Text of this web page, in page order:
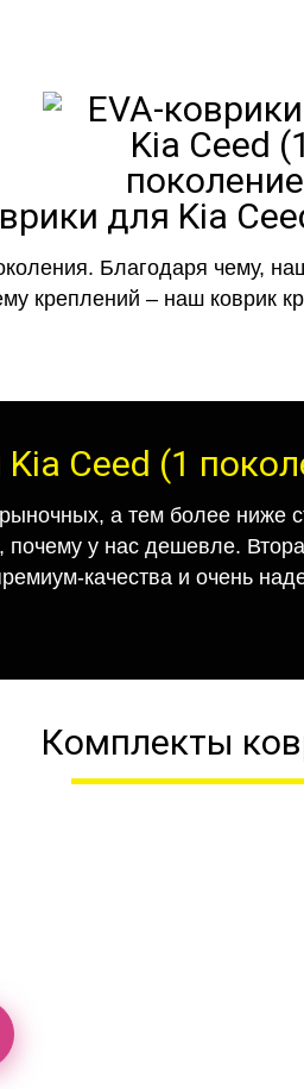
для Kia
Благодаря чему,
креплений – наш коврик
Ceed (1
а тем более ниже
почему у нас дешевле.
качества и очень
Комплекты